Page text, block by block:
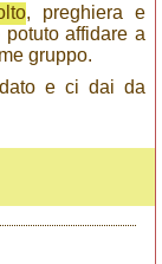
, preghiera e
affidare a
gruppo.
e ci dai da